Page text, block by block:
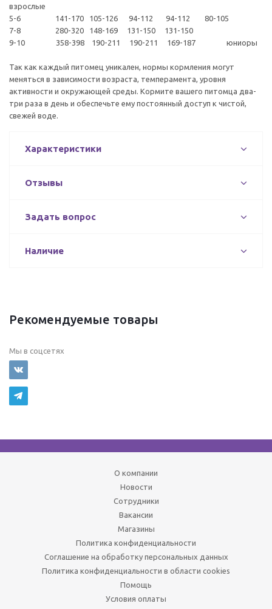
взрослые
5-6 141-170 105-126 94-112 94-112 80-105
7-8 280-320 148-169 131-150 131-150
9-10 358-398 190-211 190-211 169-187 юниоры
Так как каждый питомец уникален, нормы кормления могут
меняться в зависимости возраста, темперамента, уровня
активности и окружающей среды. Кормите вашего питомца два-
три раза в день и обеспечьте ему постоянный доступ к чистой,
свежей воде.
Характеристики
Отзывы
Задать вопрос
Наличие
Рекомендуемые товары
Мы в соцсетях
О компании
Новости
Сотрудники
Вакансии
Магазины
Политика конфиденциальности
Соглашение на обработку персональных данных
Политика конфиденциальности в области cookies
Помощь
Условия оплаты